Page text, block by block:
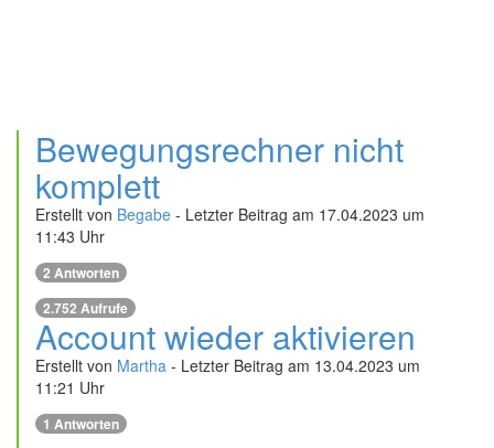
Bewegungsrechner nicht
komplett
Erstellt von Begabe - Letzter Beitrag am 17.04.2023 um
11:43 Uhr
2 Antworten
2.752 Aufrufe
Account wieder aktivieren
Erstellt von Martha - Letzter Beitrag am 13.04.2023 um
11:21 Uhr
1 Antworten